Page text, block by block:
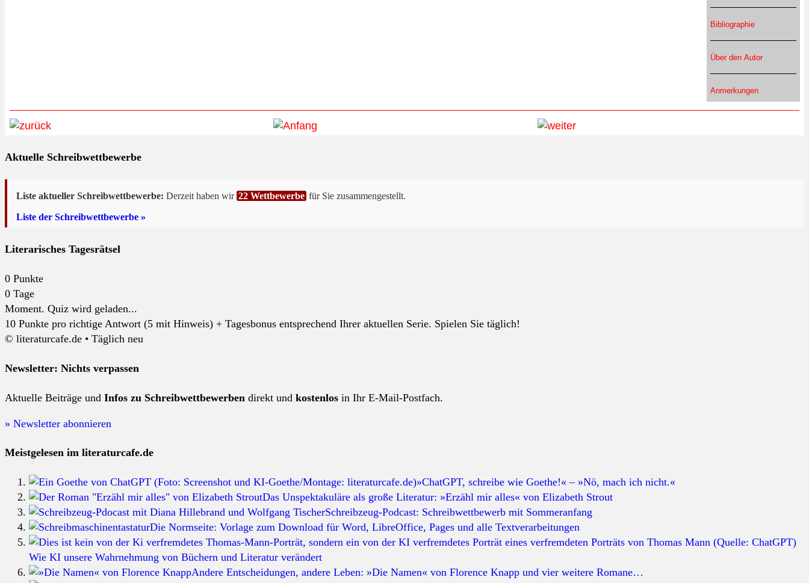
Bibliographie
Über den Autor
Anmerkungen
Aktuelle Schreibwettbewerbe
Liste aktueller Schreibwettbewerbe: Derzeit haben wir 22 Wettbewerbe für Sie zusammengestellt.
Liste der Schreibwettbewerbe »
Literarisches Tagesrätsel
0 Punkte
0 Tage
Moment. Quiz wird geladen...
10 Punkte pro richtige Antwort (5 mit Hinweis) + Tagesbonus entsprechend Ihrer aktuellen Serie. Spielen Sie täglich!
© literaturcafe.de • Täglich neu
Newsletter: Nichts verpassen
Aktuelle Beiträge und Infos zu Schreibwettbewerben direkt und kostenlos in Ihr E-Mail-Postfach.
» Newsletter abonnieren
Meistgelesen im literaturcafe.de
»ChatGPT, schreibe wie Goethe!« – »Nö, mach ich nicht.«
Das Unspektakuläre als große Literatur: »Erzähl mir alles« von Elizabeth Strout
Schreibzeug-Podcast: Schreibwettbewerb mit Sommeranfang
Die Normseite: Vorlage zum Download für Word, LibreOffice, Pages und alle Textverarbeitungen
Wie KI unsere Wahrnehmung von Büchern und Literatur verändert
Andere Entscheidungen, andere Leben: »Die Namen« von Florence Knapp und vier weitere Romane…